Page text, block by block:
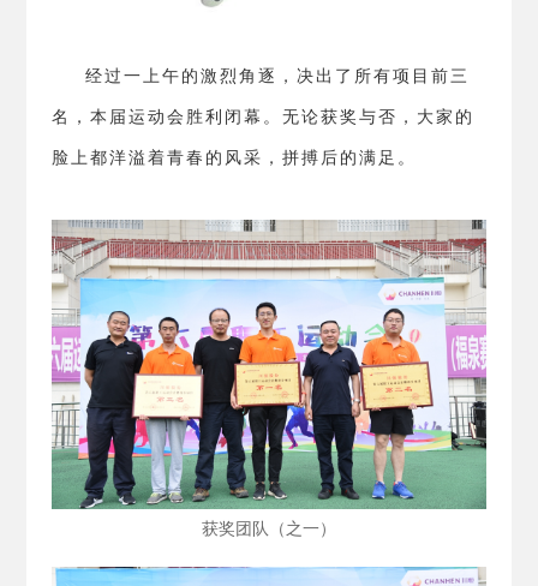
经过一上午的激烈角逐，决出了所有项目前三
名，本届运动会胜利闭幕。无论获奖与否，大家的
脸上都洋溢着青春的风采，拼搏后的满足。
获奖团队（之一）